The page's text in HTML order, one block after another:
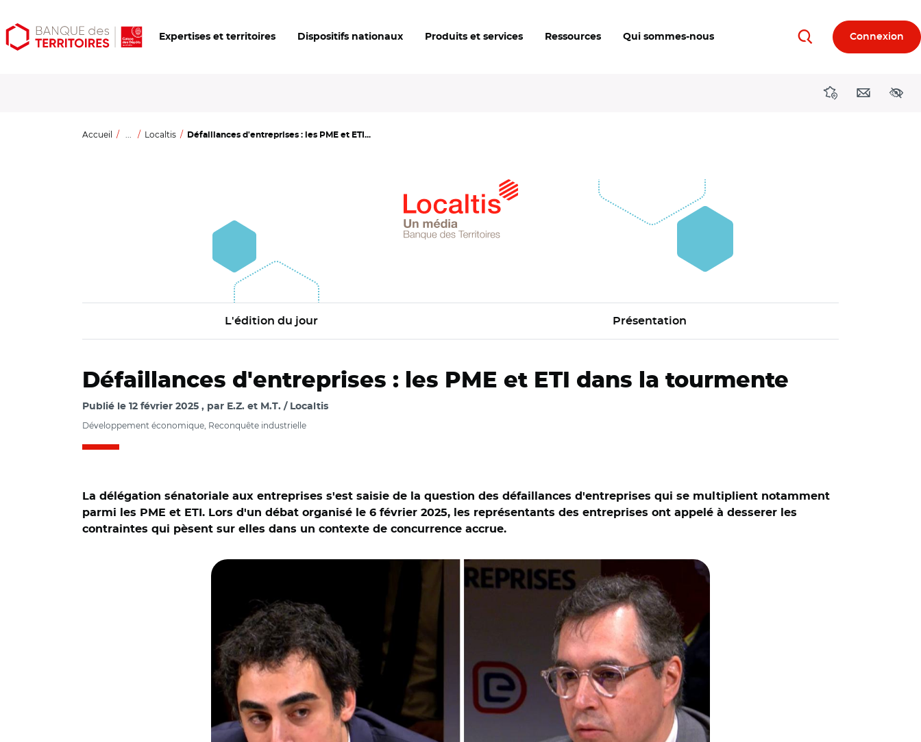
Aller
au
Aller
au
Ouvrir
les
Expertises et territoires Dispositifs nationaux Produits et services Ressources Qui sommes-nous RechercherConnexion
DirectionsContact
Accueil ... Localtis Défaillances d'entreprises : les PME et ETI...
L'édition du jour Présentation
Défaillances d'entreprises : les PME et ETI dans la tourmente
Publié le 12 février 2025 par E.Z. et M.T. / Localtis
Développement économique, Reconquête industrielle
La délégation sénatoriale aux entreprises s'est saisie de la question des défaillances d'entreprises qui se multiplient notamment
parmi les PME et ETI. Lors d'un débat organisé le 6 février 2025, les représentants des entreprises ont appelé à desserer les
contraintes qui pèsent sur elles dans un contexte de concurrence accrue.